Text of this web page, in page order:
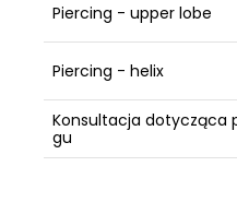
Piercing - upper lobe
Piercing - helix
Konsultacja dotycząca
gu